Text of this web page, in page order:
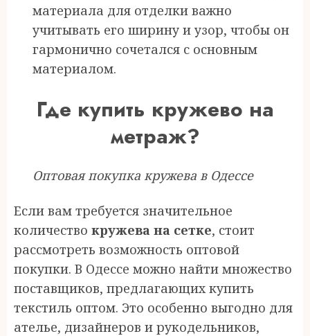
материала для отделки важно
учитывать его ширину и узор, чтобы он
гармонично сочетался с основным
материалом.
Где купить кружево на
метраж?
Оптовая покупка кружева в Одессе
Если вам требуется значительное
количество кружева на сетке, стоит
рассмотреть возможность оптовой
покупки. В Одессе можно найти множество
поставщиков, предлагающих купить
текстиль оптом. Это особенно выгодно для
ателье, дизайнеров и рукодельников,